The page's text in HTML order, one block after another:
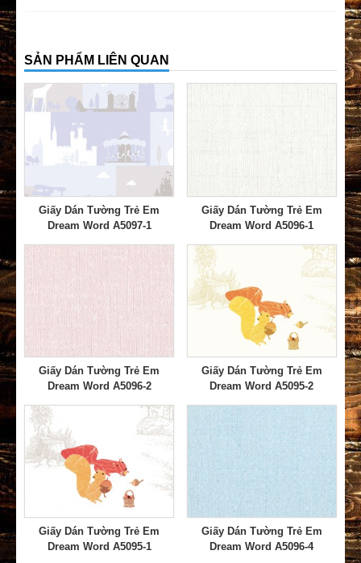
SẢN PHẨM LIÊN QUAN
Giấy Dán Tường Trẻ Em
Dream Word A5097-1
Giấy Dán Tường Trẻ Em
Dream Word A5096-1
Giấy Dán Tường Trẻ Em
Dream Word A5096-2
Giấy Dán Tường Trẻ Em
Dream Word A5095-2
Giấy Dán Tường Trẻ Em
Dream Word A5095-1
Giấy Dán Tường Trẻ Em
Dream Word A5096-4